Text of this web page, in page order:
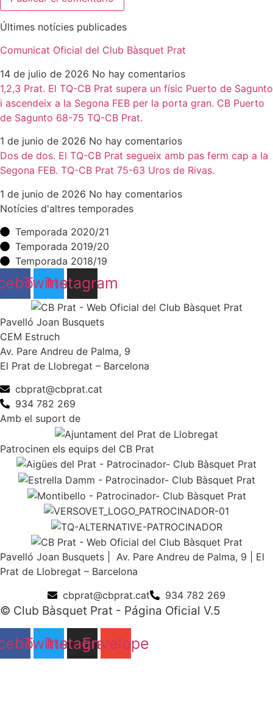
Últimes notícies publicades
Comunicat Oficial del Club Bàsquet Prat
14 de julio de 2026 No hay comentarios
1,2,3 Prat. El TQ-CB Prat supera un físic Puerto de Sagunto
i ascendeix a la Segona FEB per la porta gran. CB Puerto
de Sagunto 68-75 TQ-CB Prat.
1 de junio de 2026 No hay comentarios
Dos de dos. El TQ-CB Prat segueix amb pas ferm cap a la
Segona FEB. TQ-CB Prat 75-63 Uros de Rivas.
1 de junio de 2026 No hay comentarios
Notícies d'altres temporades
Temporada 2020/21
Temporada 2019/20
Temporada 2018/19
Twitter
Instagram
Pavelló Joan Busquets
CEM Estruch
Av. Pare Andreu de Palma, 9
El Prat de Llobregat – Barcelona
cbprat@cbprat.cat
934 782 269
Amb el suport de
Patrocinen els equips del CB Prat
Pavelló Joan Busquets | Av. Pare Andreu de Palma, 9 | El
Prat de Llobregat – Barcelona
cbprat@cbprat.cat
934 782 269
© Club Bàsquet Prat - Página Oficial V.5
Twitter
Instagram
Envelope